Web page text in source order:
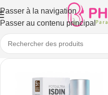
Passer à la navigation
Passer au contenu principal